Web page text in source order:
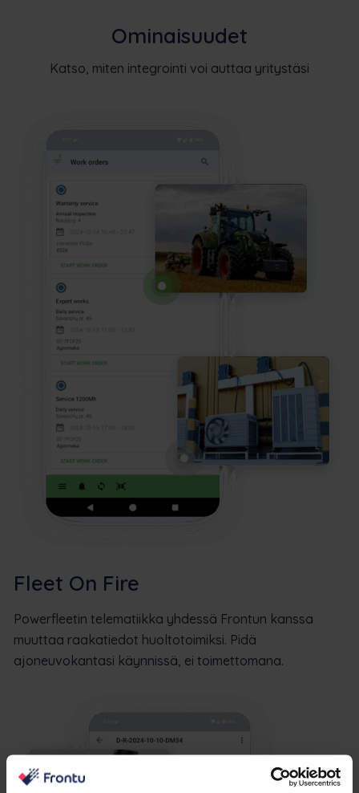
Ominaisuudet
Katso, miten integrointi voi auttaa yritystäsi
Fleet On Fire
Powerfleetin telematiikka yhdessä Frontun kanssa
muuttaa raakatiedot huoltotoimiksi. Pidä
ajoneuvokantasi käynnissä, ei toimettomana.